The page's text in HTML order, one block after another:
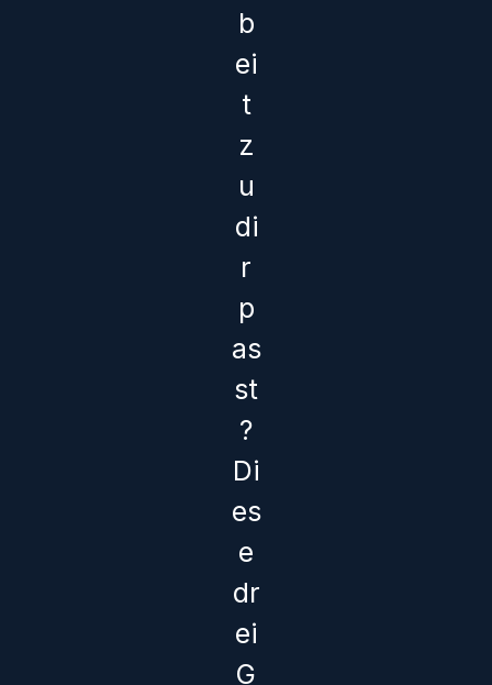
b
ei
t
z
u
di
r
p
as
st
?
Di
es
e
dr
ei
G